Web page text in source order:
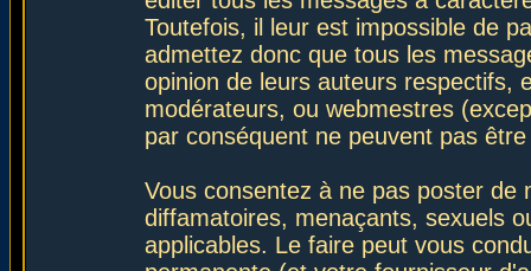
Toutefois, il leur est impossible de
admettez donc que tous les
opinion de leurs auteurs respectifs,
modérateurs, ou webmestres
par conséquent ne peuvent pas
Vous consentez à ne pas poster de
diffamatoires, menaçants, sexuels
applicables. Le faire peut vous